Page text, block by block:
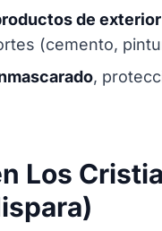
de exterior
(cemento,
,
Los